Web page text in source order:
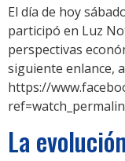
El día de hoy
participó en Luz
perspectivas
siguiente enlance,
https://
La